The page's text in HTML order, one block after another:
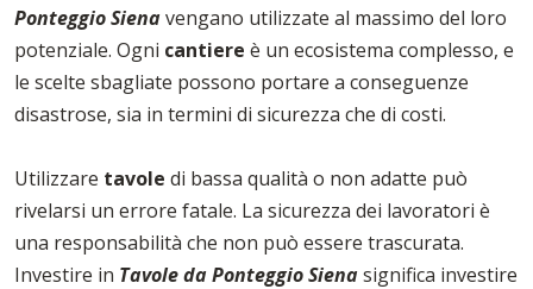
Ponteggio Sienavengano utilizzate al massimo del loro
potenziale. Ogni cantiere è un ecosistema complesso, e
le scelte sbagliate possono portare a conseguenze
disastrose, sia in termini di sicurezza che di costi.
Utilizzare tavole di bassa qualità o non adatte può
rivelarsi un errore fatale. La sicurezza dei lavoratori è
una responsabilità che non può essere trascurata.
Investire in Tavole da Ponteggio Sienasignifica investire